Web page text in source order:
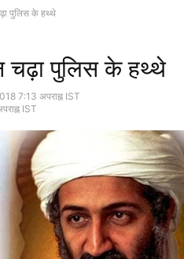
पुलिस के हथ्थे
चढ़ा पुलिस के हथ्थे
7:13 अपराह्न IST
IST